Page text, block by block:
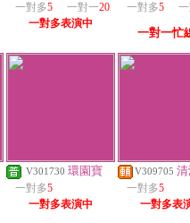
一對多5 一對一20
一對多表演中
一對多5
一對一忙
V301730 環園寶
一對多5
一對多表演中
V309705
一對多5
一對多表